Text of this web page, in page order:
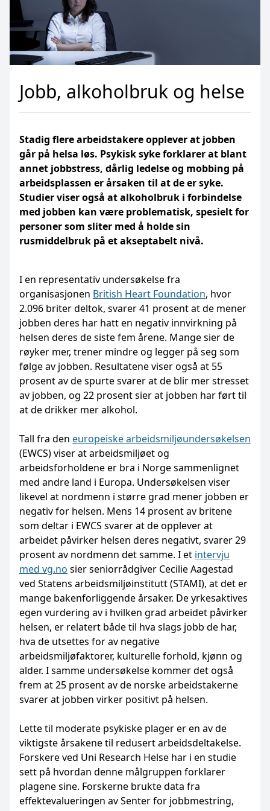
Jobb, alkoholbruk og helse
Stadig flere arbeidstakere opplever at jobben
går på helsa løs. Psykisk syke forklarer at blant
annet jobbstress, dårlig ledelse og mobbing på
arbeidsplassen er årsaken til at de er syke.
Studier viser også at alkoholbruk i forbindelse
med jobben kan være problematisk, spesielt for
personer som sliter med å holde sin
rusmiddelbruk på et akseptabelt nivå.
I en representativ undersøkelse fra
organisasjonen British Heart Foundation, hvor
2.096 briter deltok, svarer 41 prosent at de mener
jobben deres har hatt en negativ innvirkning på
helsen deres de siste fem årene. Mange sier de
røyker mer, trener mindre og legger på seg som
følge av jobben. Resultatene viser også at 55
prosent av de spurte svarer at de blir mer stresset
av jobben, og 22 prosent sier at jobben har ført til
at de drikker mer alkohol.
Tall fra den europeiske arbeidsmiljøundersøkelsen
(EWCS) viser at arbeidsmiljøet og
arbeidsforholdene er bra i Norge sammenlignet
med andre land i Europa. Undersøkelsen viser
likevel at nordmenn i større grad mener jobben er
negativ for helsen. Mens 14 prosent av britene
som deltar i EWCS svarer at de opplever at
arbeidet påvirker helsen deres negativt, svarer 29
prosent av nordmenn det samme. I et intervju
med vg.no sier seniorrådgiver Cecilie Aagestad
ved Statens arbeidsmiljøinstitutt (STAMI), at det er
mange bakenforliggende årsaker. De yrkesaktives
egen vurdering av i hvilken grad arbeidet påvirker
helsen, er relatert både til hva slags jobb de har,
hva de utsettes for av negative
arbeidsmiljøfaktorer, kulturelle forhold, kjønn og
alder. I samme undersøkelse kommer det også
frem at 25 prosent av de norske arbeidstakerne
svarer at jobben virker positivt på helsen.
Lette til moderate psykiske plager er en av de
viktigste årsakene til redusert arbeidsdeltakelse.
Forskere ved Uni Research Helse har i en studie
sett på hvordan denne målgruppen forklarer
plagene sine. Forskerne brukte data fra
effektevalueringen av Senter for jobbmestring,